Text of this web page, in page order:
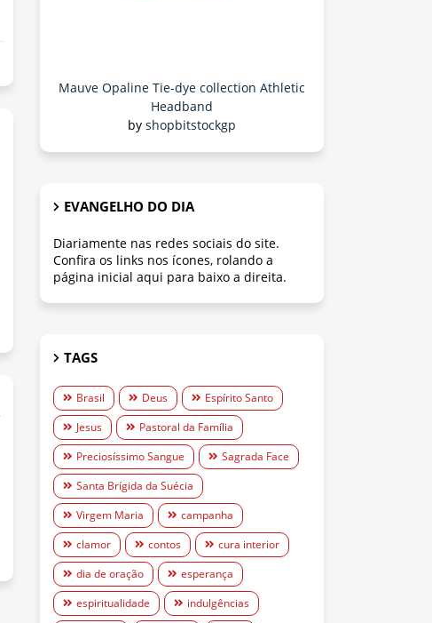
Mauve Opaline Tie-dye collection Athletic
Headband
by shopbitstockgp
EVANGELHO DO DIA
Diariamente nas redes sociais do site.
Confira os links nos ícones, rolando a
página inicial aqui para baixo a direita.
TAGS
Brasil Deus
Espírito Santo
Jesus
Pastoral da Família
Preciosíssimo Sangue
Sagrada Face
Santa Brígida da Suécia
Virgem Maria
campanha
clamor
contos
cura interior
dia de oração
esperança
espiritualidade
indulgências